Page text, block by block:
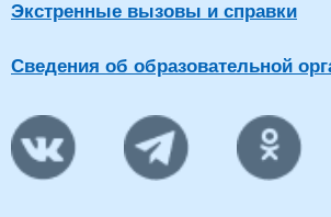
Экстренные вызовы и справки
Сведения об образовательной